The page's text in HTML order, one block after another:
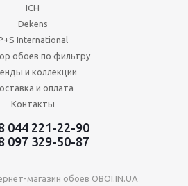
ICH
Dekens
International
обоев по фильтру
и коллекции
и оплата
Контакты
044 221-22-90
097 329-50-87
магазин обоев OBOI.IN.UA